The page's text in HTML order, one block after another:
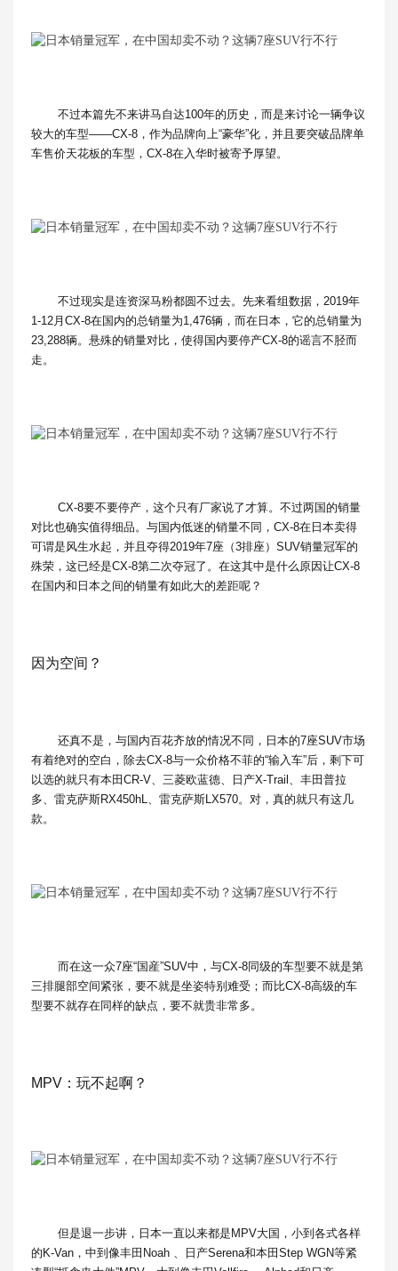
不过本篇先不来讲马自达100年的历史，而是来讨论一辆争议
较大的车型——CX-8，作为品牌向上“豪华”化，并且要突破品牌单
车售价天花板的车型，CX-8在入华时被寄予厚望。
不过现实是连资深马粉都圆不过去。先来看组数据，2019年
1-12月CX-8在国内的总销量为1,476辆，而在日本，它的总销量为
23,288辆。悬殊的销量对比，使得国内要停产CX-8的谣言不胫而
走。
CX-8要不要停产，这个只有厂家说了才算。不过两国的销量
对比也确实值得细品。与国内低迷的销量不同，CX-8在日本卖得
可谓是风生水起，并且夺得2019年7座（3排座）SUV销量冠军的
殊荣，这已经是CX-8第二次夺冠了。在这其中是什么原因让CX-8
在国内和日本之间的销量有如此大的差距呢？
因为空间？
还真不是，与国内百花齐放的情况不同，日本的7座SUV市场
有着绝对的空白，除去CX-8与一众价格不菲的“输入车”后，剩下可
以选的就只有本田CR-V、三菱欧蓝德、日产X-Trail、丰田普拉
多、雷克萨斯RX450hL、雷克萨斯LX570。对，真的就只有这几
款。
而在这一众7座“国産”SUV中，与CX-8同级的车型要不就是第
三排腿部空间紧张，要不就是坐姿特别难受；而比CX-8高级的车
型要不就存在同样的缺点，要不就贵非常多。
MPV：玩不起啊？
但是退一步讲，日本一直以来都是MPV大国，小到各式各样
的K-Van，中到像丰田Noah 、日产Serena和本田Step WGN等紧